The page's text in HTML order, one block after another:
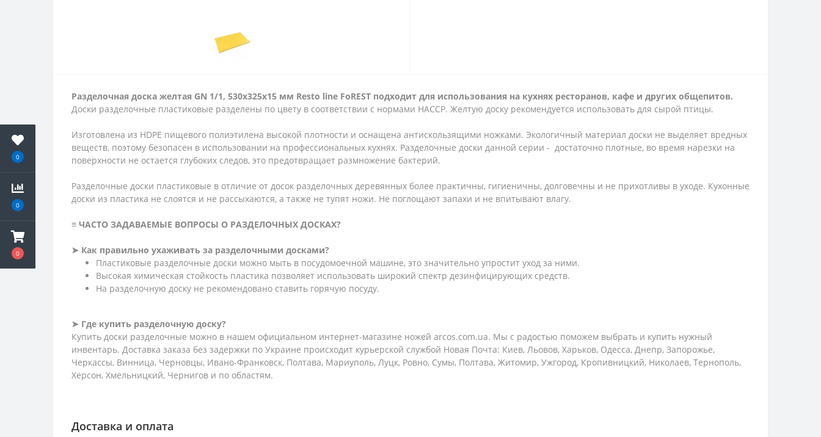
0
0
0
Разделочная доска желтая GN 1/1, 530х325х15 мм Resto line FoREST подходит для использования на кухнях ресторанов, кафе и других общепитов.
Доски разделочные пластиковые разделены по цвету в соответствии с нормами НАССР. Желтую доску рекомендуется использовать для сырой птицы.
Изготовлена ​​из HDPE пищевого полиэтилена высокой плотности и оснащена антискользящими ножками. Экологичный материал доски не выделяет вредных
веществ, поэтому безопасен в использовании на профессиональных кухнях. Разделочные доски данной серии - достаточно плотные, во время нарезки на
поверхности не остается глубоких следов, это предотвращает размножение бактерий.
Разделочные доски пластиковые в отличие от досок разделочных деревянных более практичны, гигиеничны, долговечны и не прихотливы в уходе. Кухонные
доски из пластика не слоятся и не рассыхаются, а также не тупят ножи. Не поглощают запахи и не впитывают влагу.
≡ ЧАСТО ЗАДАВАЕМЫЕ ВОПРОСЫ О РАЗДЕЛОЧНЫХ ДОСКАХ?
➤ Как правильно ухаживать за разделочными досками?
Пластиковые разделочные доски можно мыть в посудомоечной машине, это значительно упростит уход за ними.
Высокая химическая стойкость пластика позволяет использовать широкий спектр дезинфицирующих средств.
На разделочную доску не рекомендовано ставить горячую посуду.
➤ Где купить разделочную доску?
Купить доски разделочные можно в нашем официальном интернет-магазине ножей arcos.com.ua. Мы с радостью поможем выбрать и купить нужный
инвентарь. Доставка заказа без задержки по Украине происходит курьерской службой Новая Почта: Киев, Льовов, Харьков, Одесса, Днепр, Запорожье,
Черкассы, Винница, Черновцы, Ивано-Франковск, Полтава, Мариуполь, Луцк, Ровно, Сумы, Полтава, Житомир, Ужгород, Кропивницкий, Николаев, Тернополь,
Херсон, Хмельницкий, Чернигов и по областям.
Доставка и оплата